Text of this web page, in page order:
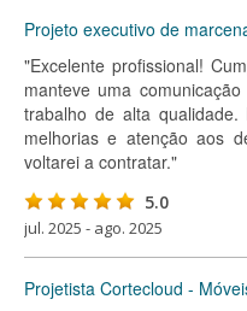
Projeto executivo de
"Excelente profissional!
manteve uma
trabalho de alta
melhorias e atenção aos
voltarei a contratar."
5.0
jul. 2025 - ago. 2025
Projetista Cortecloud -